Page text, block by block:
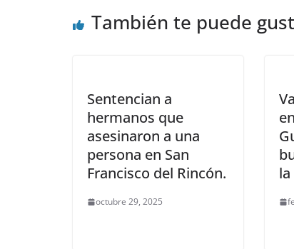
También te puede
Sentencian a
hermanos que
asesinaron a una
persona en San
Francisco del Rincón.
octubre 29, 2025